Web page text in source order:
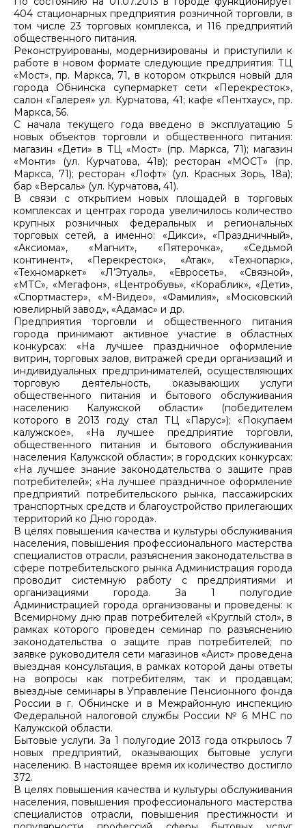
404 стационарных предприятия розничной торговли, в
том числе 23 торговых комплекса, и 116 предприятий
общественного питания.
Реконструированы, модернизированы и приступили к
работе в новом формате следующие предприятия: ТЦ
«Мост», пр. Маркса, 71, в котором открылся новый для
города Обнинска супермаркет сети «Перекресток»,
салон «Галерея» ул. Курчатова, 41; кафе «Пентхаус», пр.
Маркса, 56.
С начала текущего года введено в эксплуатацию 5
новых объектов торговли и общественного питания:
магазин «Дети» в ТЦ «Мост» (пр. Маркса, 71); магазин
«Монти» (ул. Курчатова, 41в); ресторан «МОСТ» (пр.
Маркса, 71); ресторан «Лофт» (ул. Красных Зорь, 18а);
бар «Версаль» (ул. Курчатова, 41).
В связи с открытием новых площадей в торговых
комплексах и центрах города увеличилось количество
крупных розничных федеральных и региональных
торговых сетей, а именно: «Дикси», «Праздничный»,
«Аксиома», «Магнит», «Пятерочка», «Седьмой
континент», «Перекресток», «Атак», «Технопарк»,
«Техномаркет» «Л’Этуаль», «Евросеть», «Связной»,
«МТС», «Мегафон», «Центробувь», «Кораблик», «Дети»,
«Спортмастер», «М-Видео», «Фамилия», «Московский
ювелирный завод», «Адамас» и др.
Предприятия торговли и общественного питания
города принимают активное участие в областных
конкурсах: «На лучшее праздничное оформление
витрин, торговых залов, витражей среди организаций и
индивидуальных предпринимателей, осуществляющих
торговую деятельность, оказывающих услуги
общественного питания и бытового обслуживания
населению Калужской области» (победителем
которого в 2013 году стал ТЦ «Парус»); «Покупаем
калужское», «На лучшее предприятие торговли,
общественного питания и бытового обслуживания
населения Калужской области»; в городских конкурсах:
«На лучшее знание законодательства о защите прав
потребителей»; «На лучшее праздничное оформление
предприятий потребительского рынка, пассажирских
транспортных средств и благоустройство прилегающих
территорий ко Дню города».
В целях повышения качества и культуры обслуживания
населения, повышения профессионального мастерства
специалистов отрасли, разъяснения законодательства в
сфере потребительского рынка Администрация города
проводит системную работу с предприятиями и
организациями города. За 1 полугодие
Администрацией города организованы и проведены: к
Всемирному дню прав потребителей «Круглый стол», в
рамках которого проведен семинар по разъяснению
законодательства о защите прав потребителей; по
заявке руководителя сети магазинов «Аист» проведена
выездная консультация, в рамках которой даны ответы
на вопросы как потребителям, так и продавцам;
выездные семинары в Управление Пенсионного фонда
России в г. Обнинске и в Межрайонную инспекцию
Федеральной налоговой службы России № 6 МНС по
Калужской области.
Бытовые услуги. За 1 полугодие 2013 года открылось 7
новых предприятий, оказывающих бытовые услуги
населению. В настоящее время их количество достигло
372.
В целях повышения качества и культуры обслуживания
населения, повышения профессионального мастерства
специалистов отрасли, повышения престижности и